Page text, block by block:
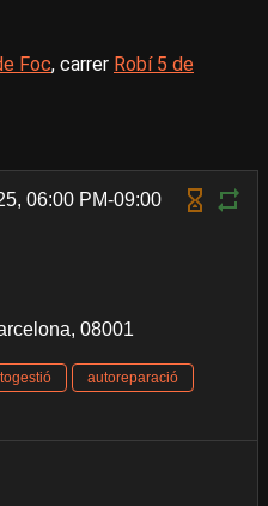
Foc, carrer Robí 5 de
06:00 PM-09:00
08001
autoreparació